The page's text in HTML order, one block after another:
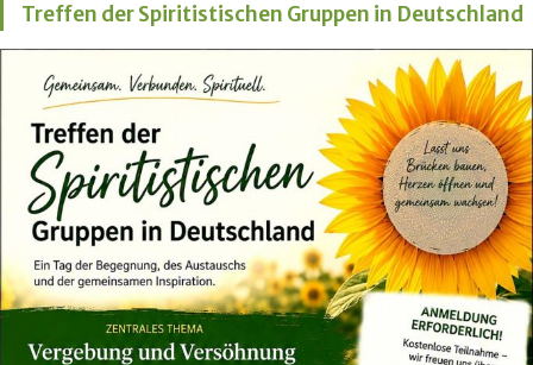
Treffen der Spiritistischen Gruppen in Deutschland